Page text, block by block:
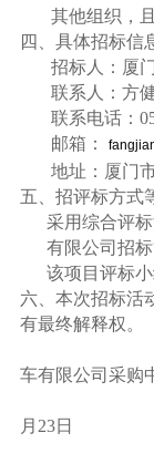
其他组织，
四、具体招标信
招标人：厦
联系人：方
联系电话：
邮箱：
地址：厦门
五、招评标方式
采用综合评
有限公司招
该项目评标小
六、本次招标活
有最终解释权。
车有限公司采购
月 23日